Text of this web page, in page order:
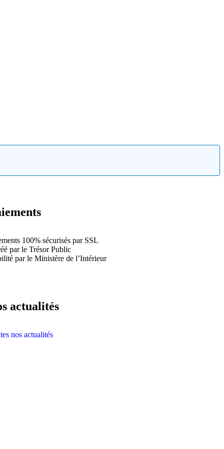
100% sécurisés par SSL
par le Trésor Public
par le Ministère de l’Intérieur
actualités
nos actualités